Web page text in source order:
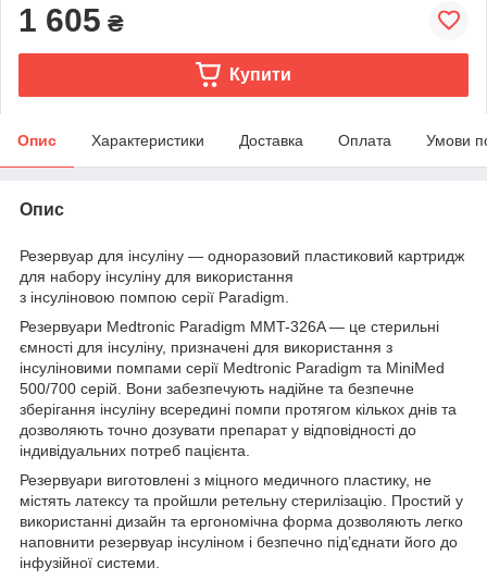
1 605 ₴
Купити
Опис Характеристики Доставка Оплата Умови
Опис
Резервуар для інсуліну — одноразовий пластиковий картридж
для набору інсуліну для використання
з інсуліновою помпою серії Paradigm.
Резервуари Medtronic Paradigm MMT-326A — це стерильні
ємності для інсуліну, призначені для використання з
інсуліновими помпами серії Medtronic Paradigm та MiniMed
500/700 серій. Вони забезпечують надійне та безпечне
зберігання інсуліну всередині помпи протягом кількох днів та
дозволяють точно дозувати препарат у відповідності до
індивідуальних потреб пацієнта.
Резервуари виготовлені з міцного медичного пластику, не
містять латексу та пройшли ретельну стерилізацію. Простий у
використанні дизайн та ергономічна форма дозволяють легко
наповнити резервуар інсуліном і безпечно під’єднати його до
інфузійної системи.